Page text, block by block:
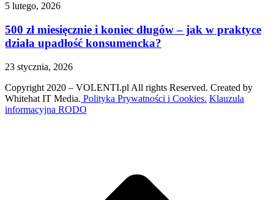
5 lutego, 2026
500 zł miesięcznie i koniec długów – jak w praktyce
działa upadłość konsumencka?
23 stycznia, 2026
Copyright 2020 – VOLENTI.pl All rights Reserved. Created by
Whitehat IT Media. Polityka Prywatności i Cookies. Klauzula
informacyjna RODO